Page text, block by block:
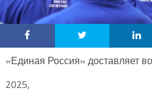
«Единая Россия» доставляет
2025,